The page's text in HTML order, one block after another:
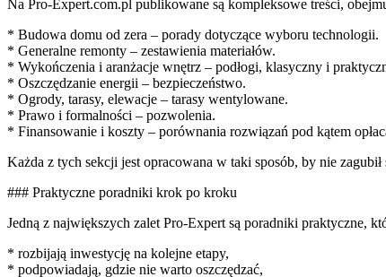
Na Pro-Expert.com.pl publikowane są kompleksowe treści,
* Budowa domu od zera – porady dotyczące wyboru technologii.
* Generalne remonty – zestawienia materiałów.
* Wykończenia i aranżacje wnętrz – podłogi, klasyczny i
* Oszczędzanie energii – bezpieczeństwo.
* Ogrody, tarasy, elewacje – tarasy wentylowane.
* Prawo i formalności – pozwolenia.
* Finansowanie i koszty – porównania rozwiązań pod kątem
Każda z tych sekcji jest opracowana w taki sposób, by nie zagubił
### Praktyczne poradniki krok po kroku
Jedną z największych zalet Pro-Expert są poradniki praktyczne,
* rozbijają inwestycję na kolejne etapy,
* podpowiadają, gdzie nie warto oszczędzać,